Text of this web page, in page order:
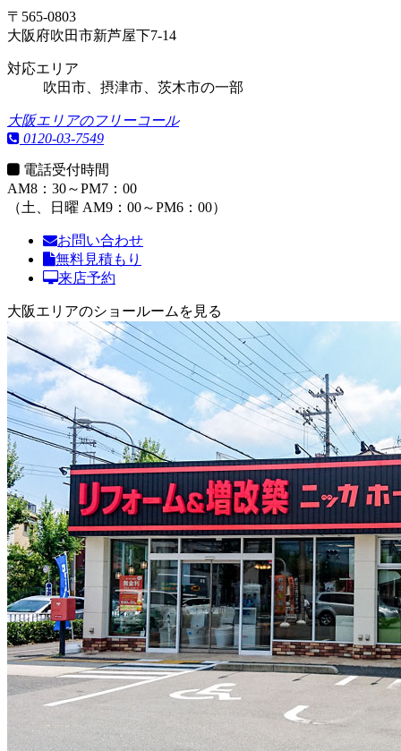
〒565-0803
大阪府吹田市新芦屋下7-14
対応エリア
吹田市、摂津市、茨木市の一部
大阪エリアのフリーコール
0120-03-7549
電話受付時間
AM8：30～PM7：00
（土、日曜 AM9：00～PM6：00）
お問い合わせ
無料見積もり
来店予約
大阪エリアのショールームを見る